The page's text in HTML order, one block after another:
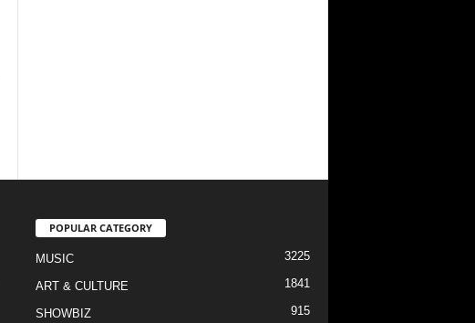
POPULAR CATEGORY
MUSIC 3225
ART & CULTURE 1841
SHOWBIZ 915